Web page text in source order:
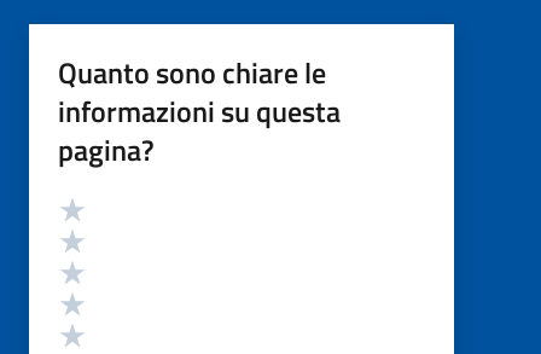
Quanto sono chiare le
informazioni su questa
pagina?
Valutazione